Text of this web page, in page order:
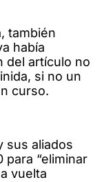
también
había
del artículo no
si no un
curso.
sus aliados
“eliminar
vuelta